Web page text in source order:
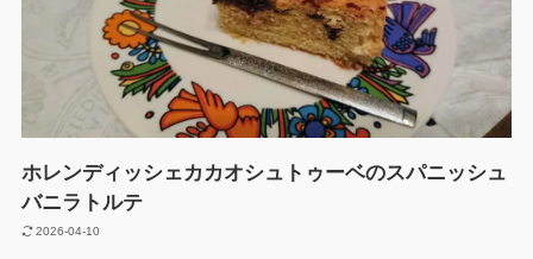
ホレンディッシェカカオシュトゥーベのスパニッシュ
バニラトルテ
2026-04-10